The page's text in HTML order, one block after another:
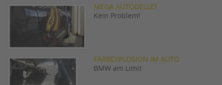
MEGA AUTODELLE?
Kein Problem!
FARBEXPLOSION IM AUTO
BMW am Limit